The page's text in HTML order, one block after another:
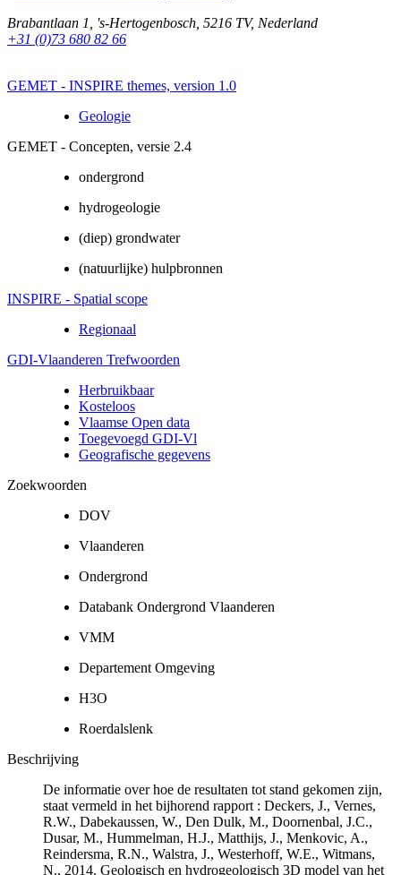
Brabantlaan 1 's-Hertogenbosch 5216 TV, Nederland
+31 (0)73 680 82 66
GEMET - INSPIRE themes, version 1.0
Geologie
GEMET - Concepten, versie 2.4
ondergrond
hydrogeologie
(diep) grondwater
(natuurlijke) hulpbronnen
INSPIRE - Spatial scope
Regionaal
GDI-Vlaanderen Trefwoorden
Herbruikbaar
Kosteloos
Vlaamse Open data
Toegevoegd GDI-Vl
Geografische gegevens
Zoekwoorden
DOV
Vlaanderen
Ondergrond
Databank Ondergrond Vlaanderen
VMM
Departement Omgeving
H3O
Roerdalslenk
Beschrijving
De informatie over hoe de resultaten tot stand gekomen zijn,
staat vermeld in het bijhorend rapport : Deckers, J., Vernes,
R.W., Dabekaussen, W., Den Dulk, M., Doornenbal, J.C.,
Dusar, M., Hummelman, H.J., Matthijs, J., Menkovic, A.,
Reindersma, R.N., Walstra, J., Westerhoff, W.E., Witmans,
N., 2014. Geologisch en hydrogeologisch 3D model van het